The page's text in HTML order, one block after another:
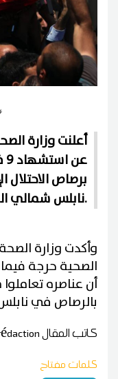
أعلنت وزارة
برصاص الاحتلال
نابلس شمالي الضفة الغربية.
وأكدت وزارة
الصحية حرجة
أن عناصره
بالرصاص في نابلس، إضافة إلى
كاتب المقال
كلمات مفتاح